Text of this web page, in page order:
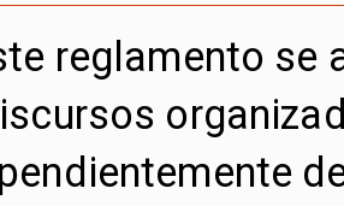
reglamento